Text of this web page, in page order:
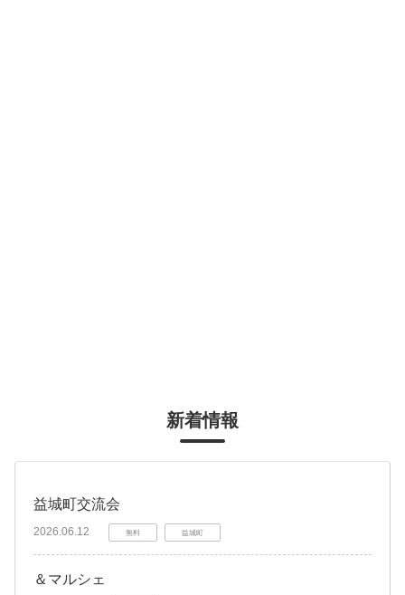
新着情報
益城町交流会
2026.06.12 無料 益城町
＆マルシェ